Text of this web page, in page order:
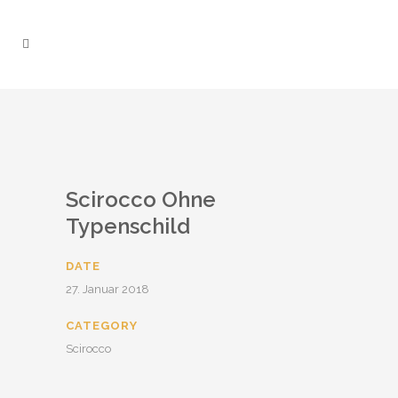
Scirocco Ohne
Typenschild
DATE
27. Januar 2018
CATEGORY
Scirocco